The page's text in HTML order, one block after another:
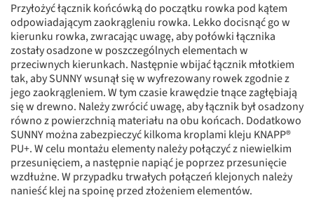
Przyłożyć łącznik końcówką do początku rowka pod kątem
odpowiadającym zaokrągleniu rowka. Lekko docisnąć go w
kierunku rowka, zwracając uwagę, aby połówki łącznika
zostały osadzone w poszczególnych elementach w
przeciwnych kierunkach. Następnie wbijać łącznik młotkiem
tak, aby SUNNY wsunął się w wyfrezowany rowek zgodnie z
jego zaokrągleniem. W tym czasie krawędzie tnące zagłębiają
się w drewno. Należy zwrócić uwagę, aby łącznik był osadzony
równo z powierzchnią materiału na obu końcach. Dodatkowo
SUNNY można zabezpieczyć kilkoma kroplami kleju KNAPP®
PU+. W celu montażu elementy należy połączyć z niewielkim
przesunięciem, a następnie napiąć je poprzez przesunięcie
wzdłużne. W przypadku trwałych połączeń klejonych należy
nanieść klej na spoinę przed złożeniem elementów.